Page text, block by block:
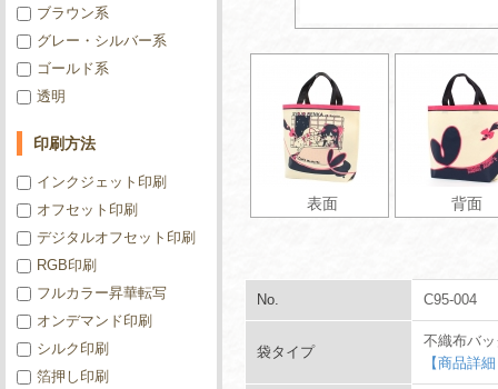
表面 背面
No. C95-004
袋タイプ
不織布バ
【商品詳
ブラウン系
グレー・シルバー系
ゴールド系
透明
印刷方法
インクジェット印刷
オフセット印刷
デジタルオフセット印刷
RGB印刷
フルカラー昇華転写
オンデマンド印刷
シルク印刷
箔押し印刷